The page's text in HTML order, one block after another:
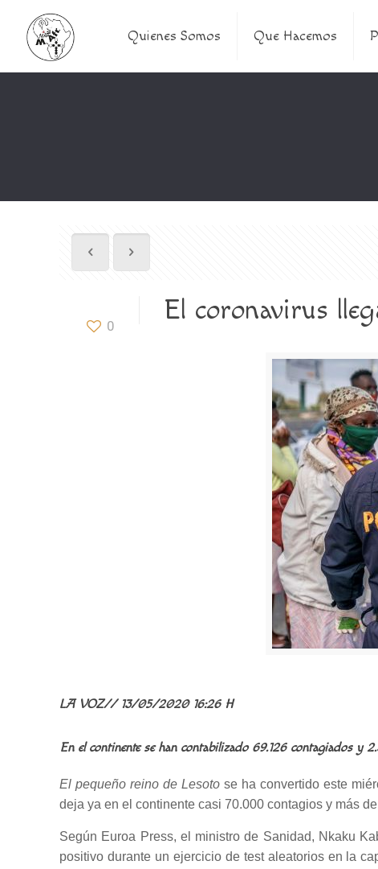
Quienes Somos Que Hacemos
0 El coronavirus
LA VOZ// 13/05/2020 16:26 H
En el continente se han contabilizado 69.126 contagiados y
El pequeño reino de Lesotose ha convertido este
deja ya en el continente casi 70.000 contagios y más
Según Euroa Press, el ministro de Sanidad, Nkaku
positivo durante un ejercicio de test aleatorios en la